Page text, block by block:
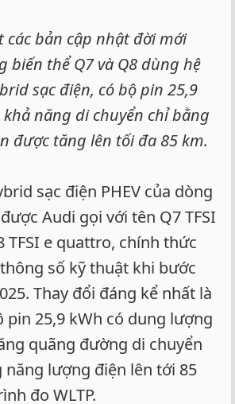
các bản cập nhật đời mới
biến thể Q7 và Q8 dùng hệ
sạc điện, có bộ pin 25,9
năng di chuyển chỉ bằng
được tăng lên tối đa 85 km.
sạc điện PHEV của dòng
Audi gọi với tên Q7 TFSI
TFSI e quattro, chính thức
số kỹ thuật khi bước
Thay đổi đáng kể nhất là
pin 25,9 kWh có dung lượng
quãng đường di chuyển
năng lượng điện lên tới 85
đo WLTP.